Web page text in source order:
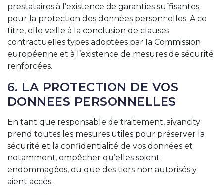
prestataires à l’existence de garanties suffisantes
pour la protection des données personnelles. A ce
titre, elle veille à la conclusion de clauses
contractuelles types adoptées par la Commission
européenne et à l’existence de mesures de sécurité
renforcées.
6. LA PROTECTION DE VOS
DONNEES PERSONNELLES
En tant que responsable de traitement, aivancity
prend toutes les mesures utiles pour préserver la
sécurité et la confidentialité de vos données et
notamment, empêcher qu’elles soient
endommagées, ou que des tiers non autorisés y
aient accès.